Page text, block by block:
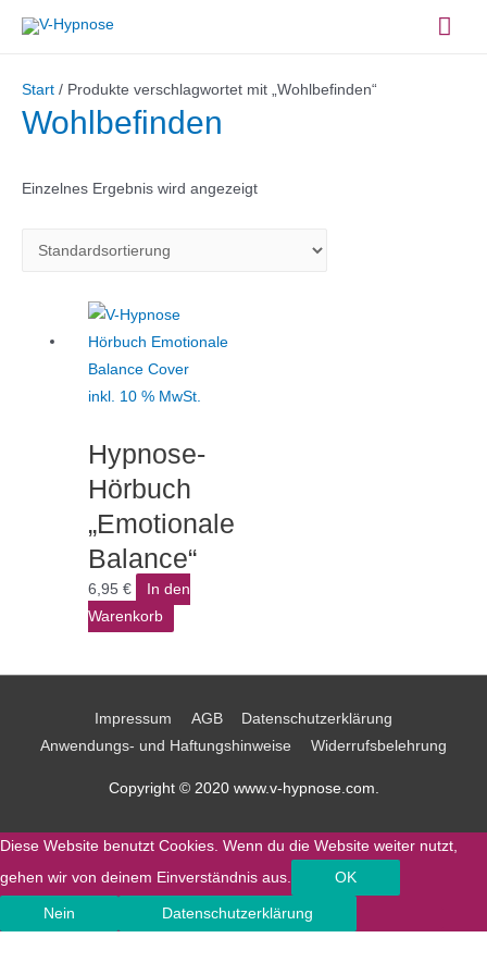
Inhalt
Start / Produkte verschlagwortet mit „Wohlbefinden“
Wohlbefinden
Einzelnes Ergebnis wird angezeigt
inkl. 10 % MwSt.
Hypnose-
Hörbuch
„Emotionale
Balance“
6,95€
In den
Warenkorb
Impressum AGB
Datenschutzerklärung
Anwendungs- und Haftungshinweise
Widerrufsbelehrung
Copyright © 2020 www.v-hypnose.com.
Diese Website benutzt Cookies. Wenn du die Website weiter nutzt,
gehen wir von deinem Einverständnis aus.
OK
Nein Datenschutzerklärung